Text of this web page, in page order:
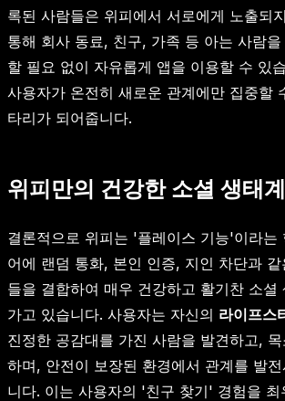
록된 사람들은 위피에서 서로에게 노출되
통해 회사 동료, 친구, 가족 등 아는 사람
할 필요 없이 자유롭게 앱을 이용할 수 있
사용자가 온전히 새로운 관계에만 집중할
타리가 되어줍니다.
위피만의 건강한 소셜 생태계
결론적으로 위피는 '플레이스 기능'이라는
어에 랜덤 통화, 본인 인증, 지인 차단과
들을 결합하여 매우 건강하고 활기찬 소셜
가고 있습니다. 사용자는 자신의 라이프스
진정한 공감대를 가진 사람을 발견하고,
하며, 안전이 보장된 환경에서 관계를 발
니다. 이는 사용자의 '친구 찾기' 경험을 최